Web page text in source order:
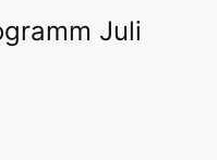
Juli